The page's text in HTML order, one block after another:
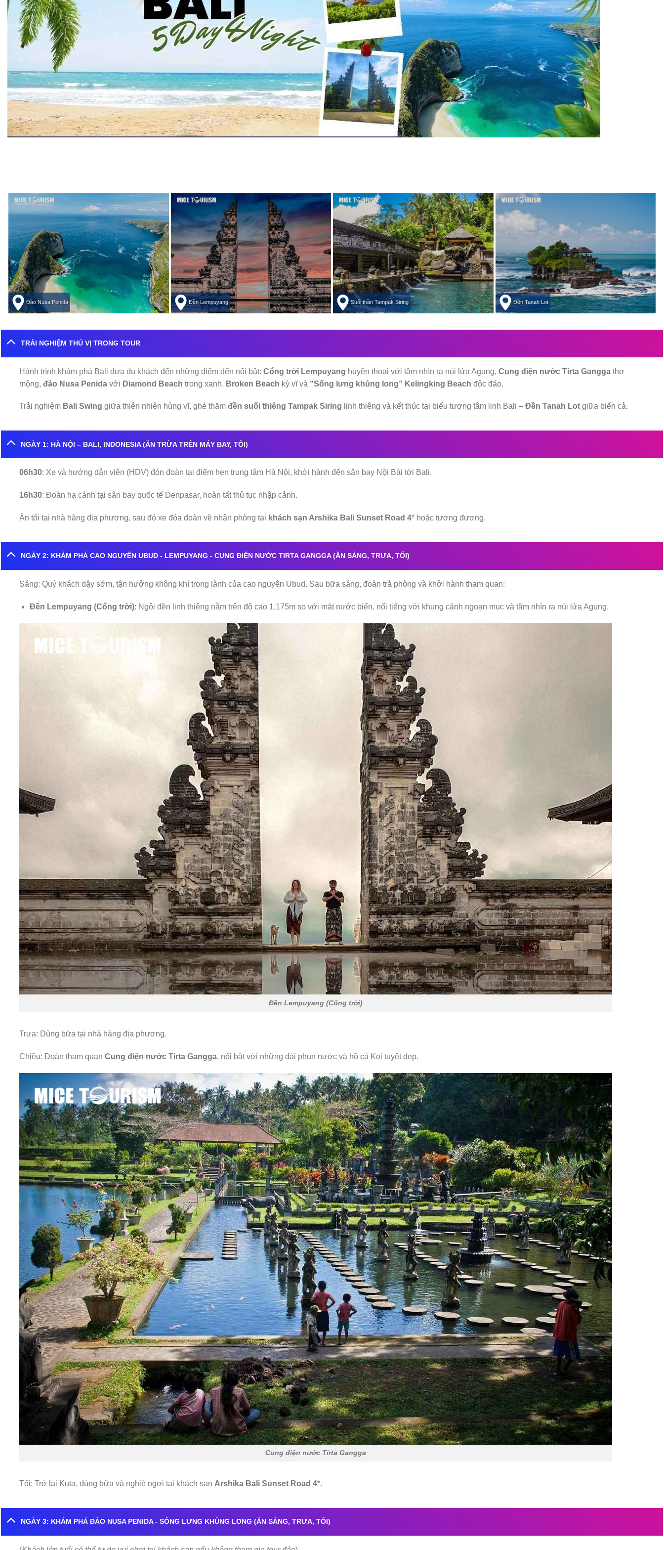
Đảo Nusa Penida Đền Lempuyang Suối thần Tampak Siring Đền Tanah Lot
TRẢI NGHIỆM THÚ VỊ TRONG TOUR
Hành trình khám phá Bali đưa du khách đến những điểm đến nổi bật: Cổng trời Lempuyang huyền thoại với tầm nhìn ra núi lửa Agung, Cung điện nước Tirta Ganggathơ
mộng, đảo Nusa Penidavới Diamond Beach trong xanh, Broken Beach kỳ vĩ và “Sống lưng khủng long” Kelingking Beach độc đáo.
Trải nghiệm Bali Swing giữa thiên nhiên hùng vĩ, ghé thăm đền suối thiêng Tampak Siring linh thiêng và kết thúc tại biểu tượng tâm linh Bali – Đền Tanah Lotgiữa biển cả.
NGÀY 1: HÀ NỘI – BALI, INDONESIA (ĂN TRỪA TRÊN MÁY BAY, TỐI)
06h30: Xe và hướng dẫn viên (HDV) đón đoàn tại điểm hẹn trung tâm Hà Nội, khởi hành đến sân bay Nội Bài tới Bali.
16h30: Đoàn hạ cánh tại sân bay quốc tế Denpasar, hoàn tất thủ tục nhập cảnh.
Ăn tối tại nhà hàng địa phương, sau đó xe đóa đoàn về nhận phòng tại khách sạn Arshika Bali Sunset Road 4* hoặc tương đương.
NGÀY 2: KHÁM PHÁ CAO NGUYÊN UBUD - LEMPUYANG - CUNG ĐIỆN NƯỚC TIRTA GANGGA (ĂN SÁNG, TRƯA, TỐI)
Sáng: Quý khách dậy sớm, tận hưởng không khí trong lành của cao nguyên Ubud. Sau bữa sáng, đoàn trả phòng và khởi hành tham quan:
Đền Lempuyang (Cổng trời): Ngôi đền linh thiêng nằm trên độ cao 1.175m so với mặt nước biển, nổi tiếng với khung cảnh ngoạn mục và tầm nhìn ra núi lửa Agung.
Đền Lempuyang (Cổng trời)
Trưa: Dùng bữa tại nhà hàng địa phương.
Chiều: Đoàn tham quan Cung điện nước Tirta Gangga, nổi bật với những đài phun nước và hồ cá Koi tuyệt đẹp.
Cung điện nước Tirta Gangga
Tối: Trở lại Kuta, dùng bữa và nghiệ ngơi tại khách sạn Arshika Bali Sunset Road 4*.
NGÀY 3: KHÁM PHÁ ĐẢO NUSA PENIDA - SỐNG LƯNG KHỦNG LONG (ĂN SÁNG, TRƯA, TỐI)